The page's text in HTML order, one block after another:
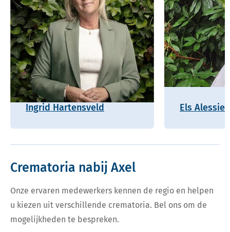
Ingrid Hartensveld Els Alessie
Crematoria nabij Axel
Onze ervaren medewerkers kennen de regio en helpen
u kiezen uit verschillende crematoria. Bel ons om de
mogelijkheden te bespreken.